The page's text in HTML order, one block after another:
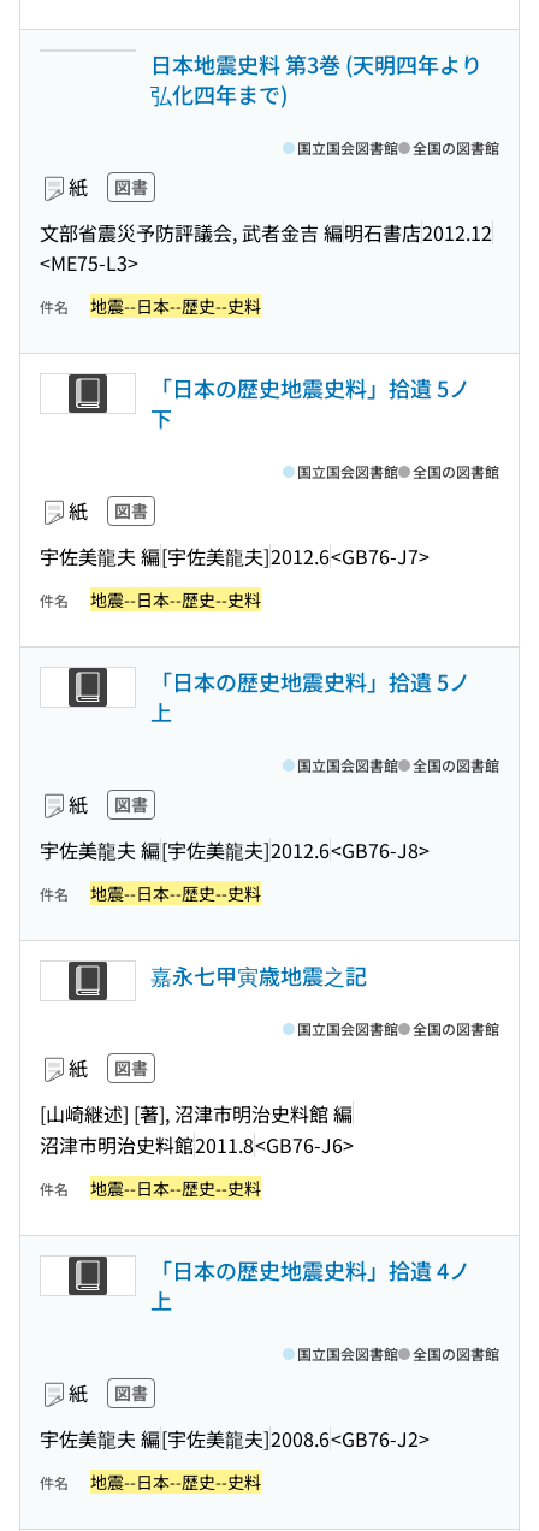
日本地震史料 第3巻 (天明四年より
弘化四年まで)
紙 図書
文部省震災予防評議会, 武者金吉 編明石書店2012.12
<ME75-L3>
国立国会図書館 全国の図書館
件名 地震--日本--歴史--史料
「日本の歴史地震史料」拾遺 5ノ
下
紙 図書
宇佐美龍夫 編[宇佐美龍夫]2012.6<GB76-J7>
国立国会図書館 全国の図書館
件名 地震--日本--歴史--史料
「日本の歴史地震史料」拾遺 5ノ
上
紙 図書
宇佐美龍夫 編[宇佐美龍夫]2012.6<GB76-J8>
国立国会図書館 全国の図書館
件名 地震--日本--歴史--史料
嘉永七甲寅歳地震之記
紙 図書
[山崎継述] [著], 沼津市明治史料館 編
沼津市明治史料館2011.8<GB76-J6>
国立国会図書館 全国の図書館
件名 地震--日本--歴史--史料
「日本の歴史地震史料」拾遺 4ノ
上
紙 図書
宇佐美龍夫 編[宇佐美龍夫]2008.6<GB76-J2>
国立国会図書館 全国の図書館
件名 地震--日本--歴史--史料